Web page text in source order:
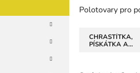
Polotovary pro
CHRASTÍTKA,
PÍSKÁTKA A